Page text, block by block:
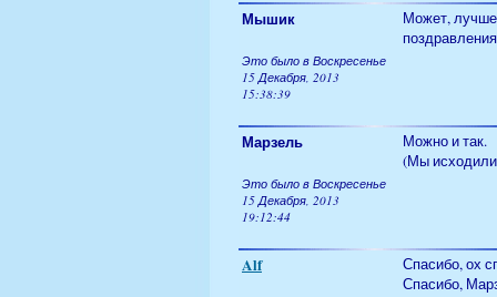
Мышик
Может,
Это было в Воскресенье
15 Декабря, 2013
15:38:39
Марзель
Можно и так.
(Мы исходили
Это было в Воскресенье
15 Декабря, 2013
19:12:44
Alf
Спасибо, ох
Спасибо,